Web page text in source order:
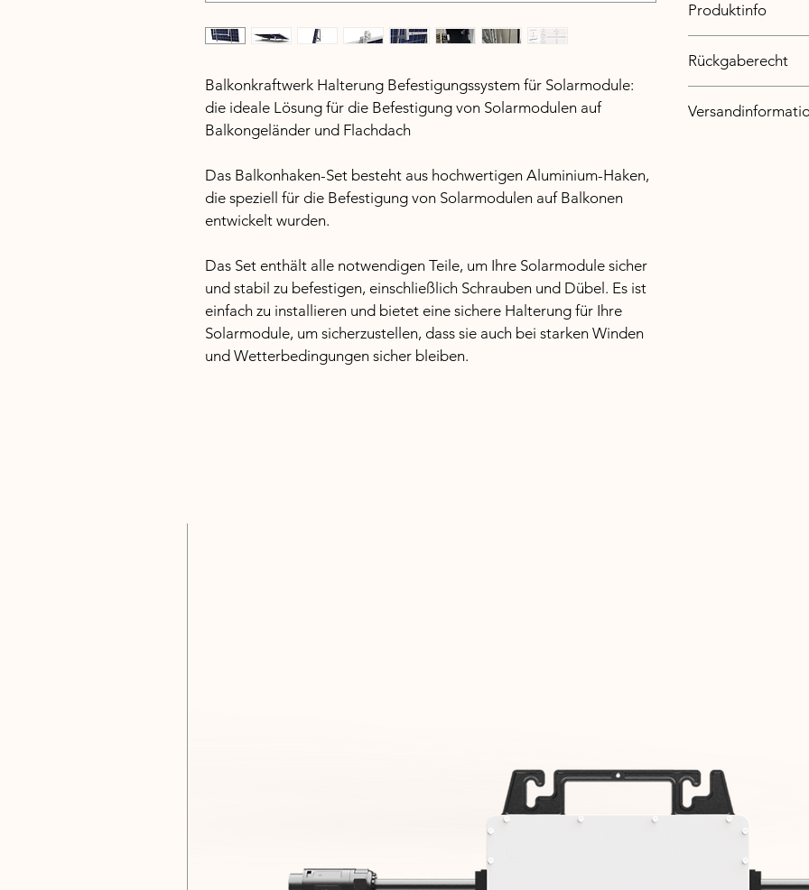
Balkonkraftwerk Halterung Befestigungssystem für Solarmodule:
die ideale Lösung für die Befestigung von Solarmodulen auf
Balkongeländer und Flachdach
Das Balkonhaken-Set besteht aus hochwertigen Aluminium-Haken,
die speziell für die Befestigung von Solarmodulen auf Balkonen
entwickelt wurden.
Das Set enthält alle notwendigen Teile, um Ihre Solarmodule sicher
und stabil zu befestigen, einschließlich Schrauben und Dübel. Es ist
einfach zu installieren und bietet eine sichere Halterung für Ihre
Solarmodule, um sicherzustellen, dass sie auch bei starken Winden
und Wetterbedingungen sicher bleiben.
Produktinfo
hinzu wie z. B.
Materialien sowie
auszeichnet und
Rückgaberecht
was zu tun ist, falls